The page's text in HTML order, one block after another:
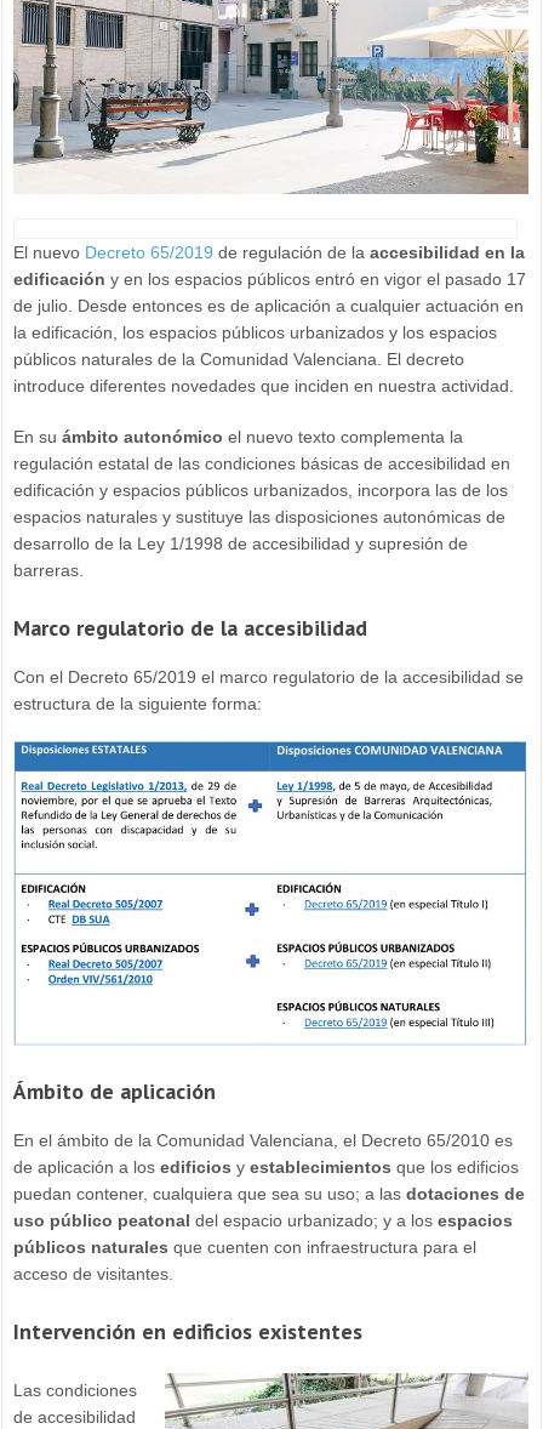
El nuevo Decreto 65/2019 de regulación de laaccesibilidad en la
edificación y en los espacios públicos entró en vigor el pasado 17
de julio. Desde entonces es de aplicación a cualquier actuación en
la edificación, los espacios públicos urbanizados y los espacios
públicos naturales de la Comunidad Valenciana. El decreto
introduce diferentes novedades que inciden en nuestra actividad.
En suámbito autonómico el nuevo texto complementa la
regulación estatal de las condiciones básicas de accesibilidad en
edificación y espacios públicos urbanizados, incorpora las de los
espacios naturales y sustituye las disposiciones autonómicas de
desarrollo de la Ley 1/1998 de accesibilidad y supresión de
barreras.
Marco regulatorio de la accesibilidad
Con el Decreto 65/2019 el marco regulatorio de la accesibilidad se
estructura de la siguiente forma:
Ámbito de aplicación
En el ámbito de la Comunidad Valenciana, el Decreto 65/2010 es
de aplicación a losedificios yestablecimientos que los edificios
puedan contener, cualquiera que sea su uso; a lasdotaciones de
uso público peatonal del espacio urbanizado; y a losespacios
públicos naturales que cuenten con infraestructura para el
acceso de visitantes.
Intervención en edificios existentes
Las condiciones
de accesibilidad